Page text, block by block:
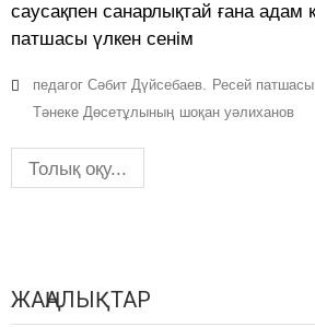
саусақпен санарлықтай ғана адам
патшасы үлкен сенiм
педагог Сәбит Дүйсебаев. Ресей патшасы
Тәнеке Дөсетұлының шоқан уәлиханов
Толық оқу...
ЖАҢАЛЫҚТАР